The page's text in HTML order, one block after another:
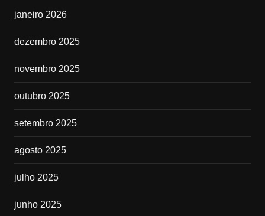
janeiro 2026
dezembro 2025
novembro 2025
outubro 2025
setembro 2025
agosto 2025
julho 2025
junho 2025